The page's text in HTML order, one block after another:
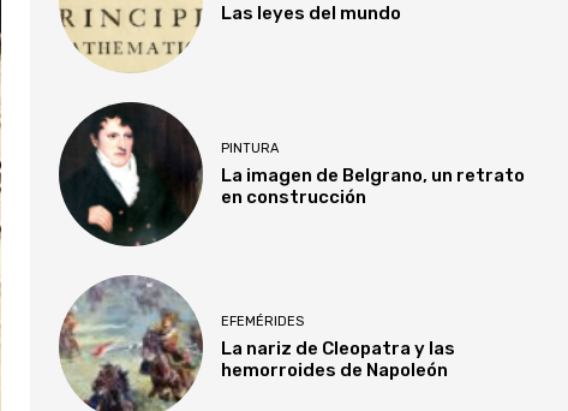
Las leyes del mundo
PINTURA
La imagen de Belgrano, un retrato
en construcción
EFEMÉRIDES
La nariz de Cleopatra y las
hemorroides de Napoleón